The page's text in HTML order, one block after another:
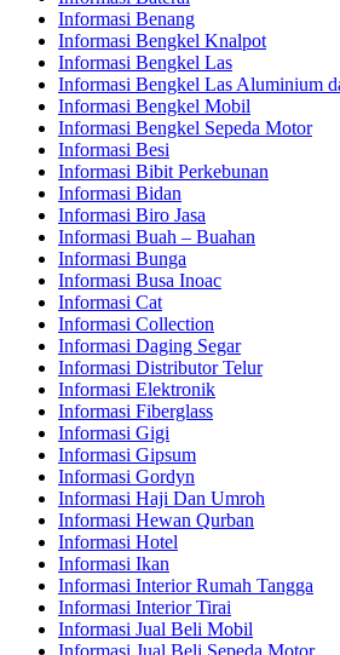
Informasi Benang
Informasi Bengkel Knalpot
Informasi Bengkel Las
Informasi Bengkel Las Aluminium
Informasi Bengkel Mobil
Informasi Bengkel Sepeda Motor
Informasi Besi
Informasi Bibit Perkebunan
Informasi Bidan
Informasi Biro Jasa
Informasi Buah – Buahan
Informasi Bunga
Informasi Busa Inoac
Informasi Cat
Informasi Collection
Informasi Daging Segar
Informasi Distributor Telur
Informasi Elektronik
Informasi Fiberglass
Informasi Gigi
Informasi Gipsum
Informasi Gordyn
Informasi Haji Dan Umroh
Informasi Hewan Qurban
Informasi Hotel
Informasi Ikan
Informasi Interior Rumah Tangga
Informasi Interior Tirai
Informasi Jual Beli Mobil